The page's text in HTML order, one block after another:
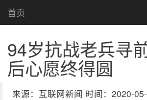
首页
94岁抗战老兵寻
后心愿终得圆
来源：互联网新闻 时间：2020-